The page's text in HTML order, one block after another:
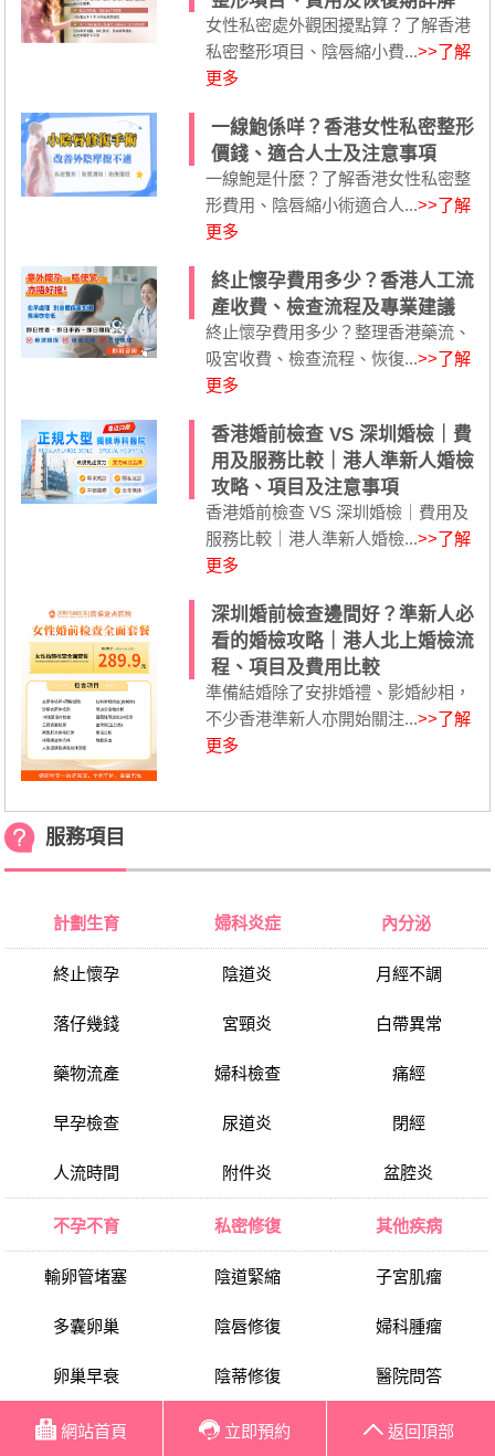
女性私密處外觀困擾點算？了解香港
私密整形項目、陰唇縮小費...>>了解
更多
一線鮑係咩？香港女性私密整形
價錢、適合人士及注意事項
一線鮑是什麼？了解香港女性私密整
形費用、陰唇縮小術適合人...>>了解
更多
終止懷孕費用多少？香港人工流
產收費、檢查流程及專業建議
終止懷孕費用多少？整理香港藥流、
吸宮收費、檢查流程、恢復...>>了解
更多
香港婚前檢查 VS 深圳婚檢｜費
用及服務比較｜港人準新人婚檢
攻略、項目及注意事項
香港婚前檢查 VS 深圳婚檢｜費用及
服務比較｜港人準新人婚檢...>>了解
更多
深圳婚前檢查邊間好？準新人必
看的婚檢攻略｜港人北上婚檢流
程、項目及費用比較
準備結婚除了安排婚禮、影婚紗相，
不少香港準新人亦開始關注...>>了解
更多
服務項目
計劃生育
終止懷孕
落仔幾錢
藥物流產
早孕檢查
人流時間
婦科炎症
陰道炎
宮頸炎
婦科檢查
尿道炎
附件炎
內分泌
月經不調
白帶異常
痛經
閉經
盆腔炎
不孕不育
輸卵管堵塞
多囊卵巢
卵巢早衰
子宮內膜異位
私密修復
陰道緊縮
陰唇修復
陰蒂修復
處女膜修復
其他疾病
子宮肌瘤
婦科腫瘤
醫院問答
新聞資訊
網站首頁 立即預約 返回頂部